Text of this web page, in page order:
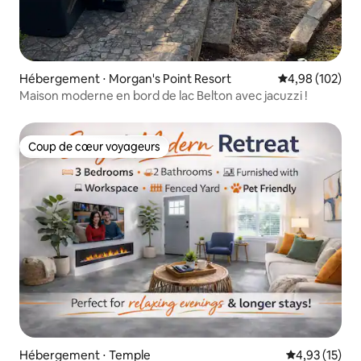
Hébergement ⋅ Morgan's Point Resort Évaluation
4,98 (102)
Maison moderne en bord de lac Belton avec jacuzzi !
Coup de cœur voyageurs
Coup de cœur voyageurs
Hébergement ⋅ Temple Évaluation
4,93 (15)